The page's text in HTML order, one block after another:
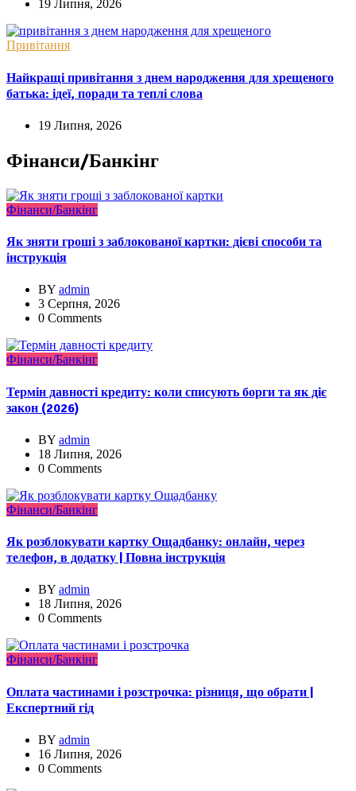
19 Липня, 2026
Привітання
Найкращі привітання з днем народження для хрещеного
батька: ідеї, поради та теплі слова
19 Липня, 2026
Фінанси/Банкінг
Фінанси/Банкінг
Як зняти гроші з заблокованої картки: дієві способи та
інструкція
BY admin
3 Серпня, 2026
0 Comments
Фінанси/Банкінг
Термін давності кредиту: коли списують борги та як діє
закон (2026)
BY admin
18 Липня, 2026
0 Comments
Фінанси/Банкінг
Як розблокувати картку Ощадбанку: онлайн, через
телефон, в додатку | Повна інструкція
BY admin
18 Липня, 2026
0 Comments
Фінанси/Банкінг
Оплата частинами і розстрочка: різниця, що обрати |
Експертний гід
BY admin
16 Липня, 2026
0 Comments